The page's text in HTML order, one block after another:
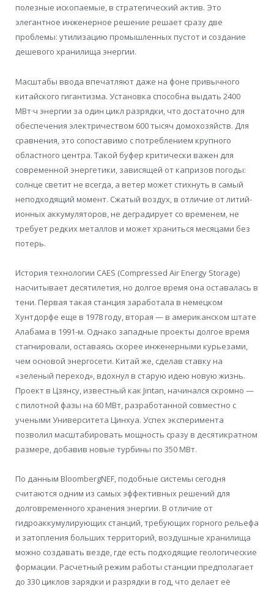
полезные ископаемые, в стратегический актив. Это
элегантное инженерное решение решает сразу две
проблемы: утилизацию промышленных пустот и создание
дешевого хранилища энергии.
Масштабы ввода впечатляют даже на фоне привычного
китайского гигантизма. Установка способна выдать 2400
МВт·ч энергии за один цикл разрядки, что достаточно для
обеспечения электричеством 600 тысяч домохозяйств. Для
сравнения, это сопоставимо с потреблением крупного
областного центра. Такой буфер критически важен для
современной энергетики, зависящей от капризов погоды:
солнце светит не всегда, а ветер может стихнуть в самый
неподходящий момент. Сжатый воздух, в отличие от литий-
ионных аккумуляторов, не деградирует со временем, не
требует редких металлов и может храниться месяцами без
потерь.
История технологии CAES (Compressed Air Energy Storage)
насчитывает десятилетия, но долгое время она оставалась в
тени. Первая такая станция заработала в немецком
Хунтдорфе еще в 1978 году, вторая — в американском штате
Алабама в 1991-м. Однако западные проекты долгое время
стагнировали, оставаясь скорее инженерными курьезами,
чем основой энергосети. Китай же, сделав ставку на
«зеленый переход», вдохнул в старую идею новую жизнь.
Проект в Цзянсу, известный как Jintan, начинался скромно —
с пилотной фазы на 60 МВт, разработанной совместно с
учеными Университета Цинхуа. Успех эксперимента
позволил масштабировать мощность сразу в десятикратном
размере, добавив новые турбины по 350 МВт.
По данным BloombergNEF, подобные системы сегодня
считаются одним из самых эффективных решений для
долговременного хранения энергии. В отличие от
гидроаккумулирующих станций, требующих горного рельефа
и затопления больших территорий, воздушные хранилища
можно создавать везде, где есть подходящие геологические
формации. Расчетный режим работы станции предполагает
до 330 циклов зарядки и разрядки в год, что делает её